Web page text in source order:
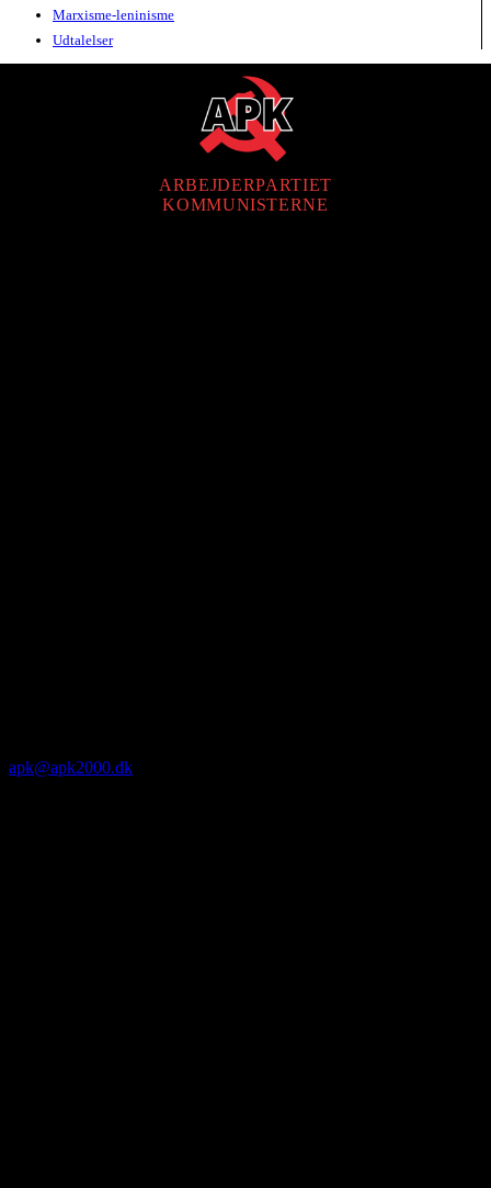
Marxisme-leninisme
Udtalelser
ARBEJDERPARTIET
KOMMUNISTERNE
apk@apk2000.dk